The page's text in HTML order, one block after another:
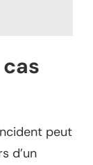
peut
d’un